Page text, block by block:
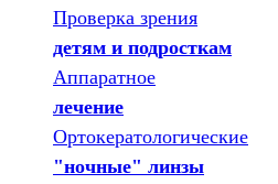
Проверка зрения
детям и подросткам
Аппаратное
лечение
Ортокератологические
"ночные" линзы